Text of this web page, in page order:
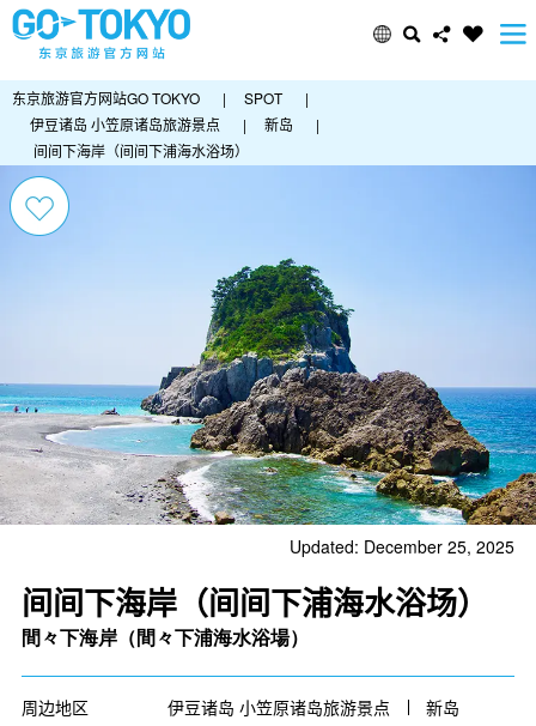
东京旅游官方网站GO TOKYO | SPOT
|
伊豆诸岛 小笠原诸岛旅游景点
| 新岛
|
间间下海岸（间间下浦海水浴场）
Updated: December 25, 2025
间间下海岸（间间下浦海水浴场）
間々下海岸（間々下浦海水浴場）
周边地区 伊豆诸岛 小笠原诸岛旅游景点 新岛